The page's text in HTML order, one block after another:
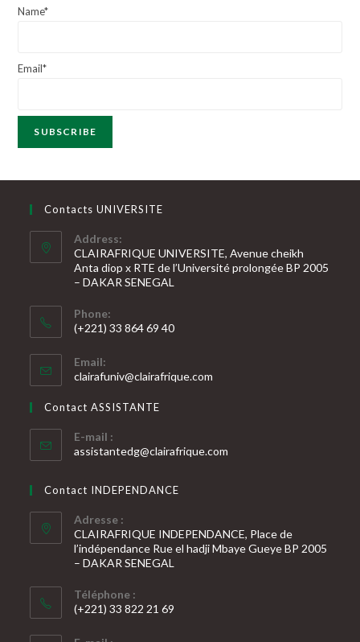
Name*
Email*
Contacts UNIVERSITE
Address:
CLAIRAFRIQUE UNIVERSITE, Avenue cheikh
Anta diop x RTE de l’Université prolongée BP 2005
– DAKAR SENEGAL
Phone:
(+221) 33 864 69 40
dans
votre
application
Email:
clairafuniv@clairafrique.com
Contact ASSISTANTE
E-mail :
assistantedg@clairafrique.com
Contact INDEPENDANCE
Adresse :
CLAIRAFRIQUE INDEPENDANCE, Place de
l’indépendance Rue el hadji Mbaye Gueye BP 2005
– DAKAR SENEGAL
Téléphone :
(+221) 33 822 21 69